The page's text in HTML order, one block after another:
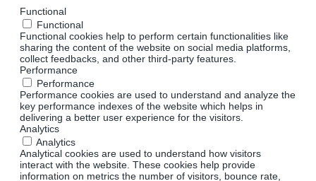
Functional
Functional
Functional cookies help to perform certain functionalities like
sharing the content of the website on social media platforms,
collect feedbacks, and other third-party features.
Performance
Performance
Performance cookies are used to understand and analyze the
key performance indexes of the website which helps in
delivering a better user experience for the visitors.
Analytics
Analytics
Analytical cookies are used to understand how visitors
interact with the website. These cookies help provide
information on metrics the number of visitors, bounce rate,